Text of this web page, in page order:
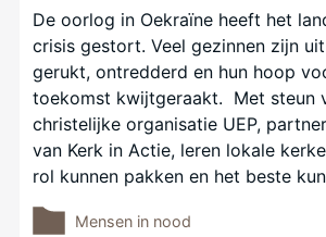
De oorlog in Oekraïne heeft het
crisis gestort. Veel gezinnen zijn
gerukt, ontredderd en hun hoop
toekomst kwijtgeraakt. Met steun
christelijke organisatie UEP,
van Kerk in Actie, leren lokale
rol kunnen pakken en het beste
Mensen in nood